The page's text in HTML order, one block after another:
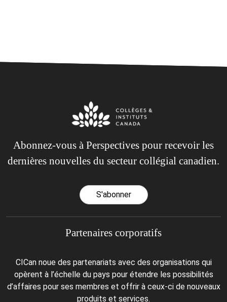
Abonnez-vous à Perspectives pour recevoir les
dernières nouvelles du secteur collégial canadien.
S'abonner
Partenaires corporatifs
CICan noue des partenariats avec des organisations qui
opèrent à l’échelle du pays pour étendre les possibilités
d’affaires pour ses membres et offrir à ceux-ci de nouveaux
produits et services.